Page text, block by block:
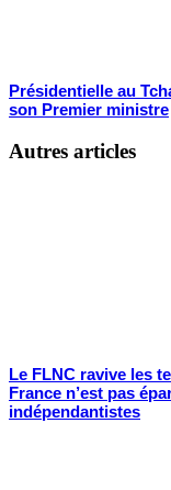
Présidentielle au
son Premier ministre
Autres articles
Le FLNC ravive les
France n’est pas
indépendantistes